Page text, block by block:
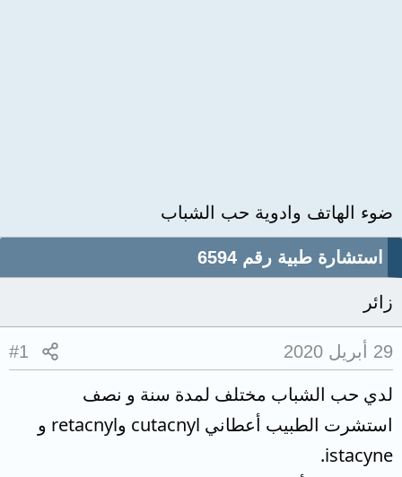
ضوء الهاتف وادوية حب الشباب
استشارة طبية رقم 6594
زائر
29 أبريل 2020 #1
لدي حب الشباب مختلف لمدة سنة و نصف
استشرت الطبيب أعطاني cutacnyl وretacnyl و
istacyne.